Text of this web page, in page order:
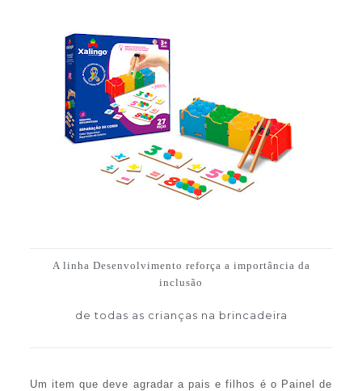
A linha Desenvolvimento reforça a importância da
inclusão
de todas as crianças na brincadeira
Um item que deve agradar a pais e filhos é o Painel de